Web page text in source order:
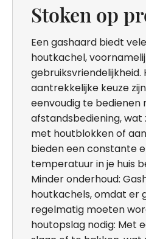
Stoken op
Een gashaard biedt
houtkachel,
aantrekkelijke keuze
eenvoudig te bedienen
afstandsbediening,
met houtblokken of
bieden een constante
temperatuur in je huis
Minder onderhoud:
houtkachels, omdat er
regelmatig moeten
houtopslag nodig: Met